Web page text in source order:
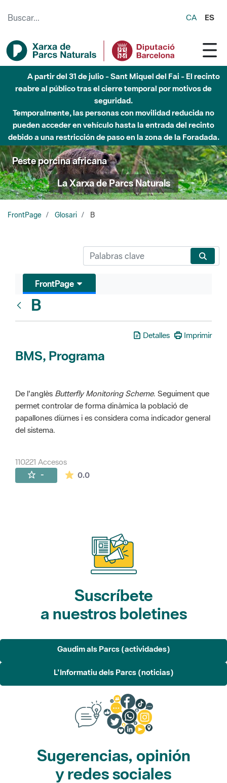
CA ES
A partir del 31 de julio - Sant Miquel del Fai - El recinto
reabre al público tras el cierre temporal por motivos de
seguridad.
Temporalmente, las personas con movilidad reducida no
pueden acceder en vehículo hasta la entrada del recinto
debido a una restricción de paso en la zona de la Foradada.
Peste porcina africana
La Xarxa de Parcs Naturals
FrontPage Glosari B
FrontPage
B
Detalles Imprimir
BMS, Programa
De l'anglès Butterfly Monitoring Scheme. Seguiment que
permet controlar de forma dinàmica la població de
papallones diürnes i es considera coma indicador general
del sistema.
110221 Accesos
- 0.0La valoración media es de 0 estrellas de
Suscríbete
a nuestros boletines
Gaudim als Parcs (actividades)
L'Informatiu dels Parcs (noticias)
Sugerencias, opinión
y redes sociales